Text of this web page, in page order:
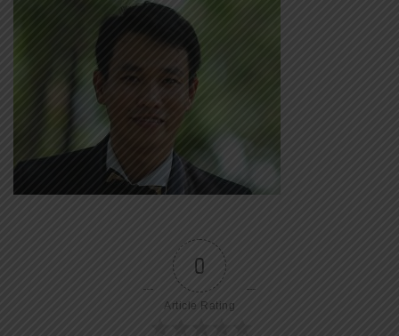
0
Article Rating